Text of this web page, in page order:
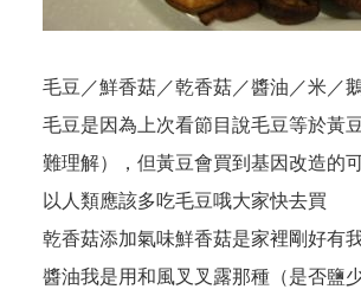
毛豆／鮮香菇／乾香菇／醬油／米／
毛豆是因為上次看節目說毛豆等於黃
難理解），但黃豆會買到基因改造的
以人類應該多吃毛豆哦大家快去買
乾香菇添加氣味鮮香菇是家裡剛好有
醬油我是用和風叉叉露那種（是否鹽